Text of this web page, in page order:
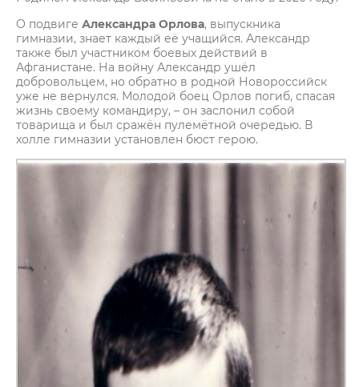
О подвиге Александра Орлова, выпускника
гимназии, знает каждый её учащийся. Александр
также был участником боевых действий в
Афганистане. На войну Александр ушёл
добровольцем, но обратно в родной Новороссийск
уже не вернулся. Молодой боец Орлов погиб, спасая
жизнь своему командиру, – он заслонил собой
товарища и был сражён пулемётной очередью. В
холле гимназии установлен бюст герою.